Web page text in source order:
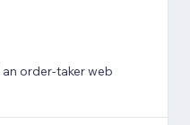
order-taker web